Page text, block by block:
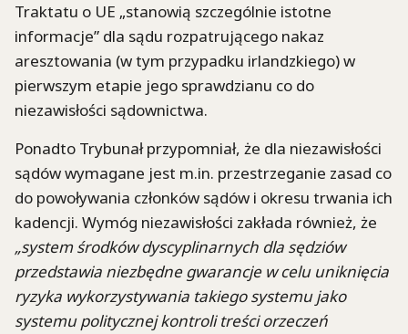
Traktatu o UE „stanowią szczególnie istotne
informacje” dla sądu rozpatrującego nakaz
aresztowania (w tym przypadku irlandzkiego) w
pierwszym etapie jego sprawdzianu co do
niezawisłości sądownictwa.
Ponadto Trybunał przypomniał, że dla niezawisłości
sądów wymagane jest m.in. przestrzeganie zasad co
do powoływania członków sądów i okresu trwania ich
kadencji. Wymóg niezawisłości zakłada również, że
„system środków dyscyplinarnych dla sędziów
przedstawia niezbędne gwarancje w celu uniknięcia
ryzyka wykorzystywania takiego systemu jako
systemu politycznej kontroli treści orzeczeń